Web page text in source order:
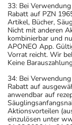
33: Bei
Rabatt auf PZN
Artikel, Bücher,
Nicht mit anderen
kombinierbar und
APONEO App.
Vorrat reicht. Wir
Keine
34: Bei
Rabatt auf
anwendbar auf
Aktionsvorteilen
einzulösen unter